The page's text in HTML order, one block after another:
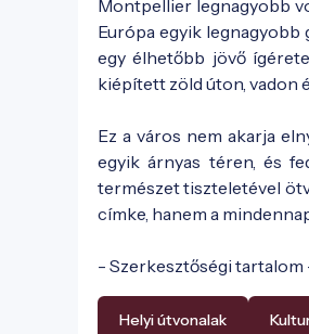
Montpellier legnagyobb
Európa egyik legnagyobb
egy élhetőbb jövő
kiépített zöld úton, vadon
Ez a város nem akarja
egyik árnyas téren, és
természet tiszteletével
címke, hanem a
- Szerkesztőségi tartalom
Helyi útvonalak